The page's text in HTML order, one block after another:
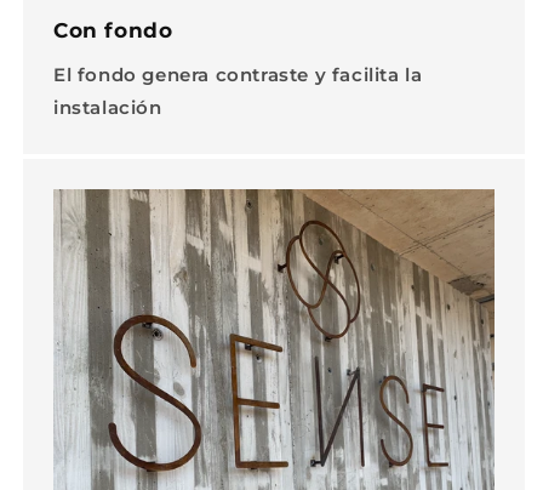
Con fondo
El fondo genera contraste y facilita la
instalación